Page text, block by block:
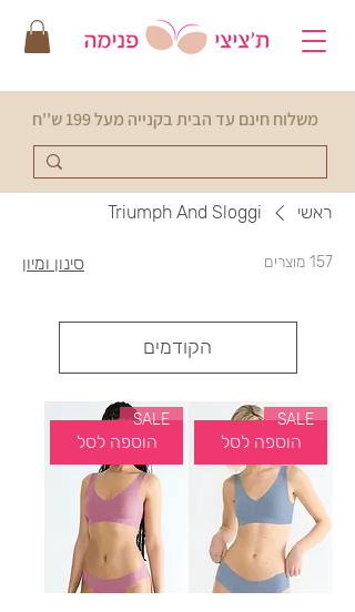
משלוח חינם עד הבית בקנייה מעל 199 ש''ח
ראשי Triumph And Sloggi
157 מוצרים סינון ומיון
הקודמים
הוספה לסל
SALE
הוספה לסל
SALE